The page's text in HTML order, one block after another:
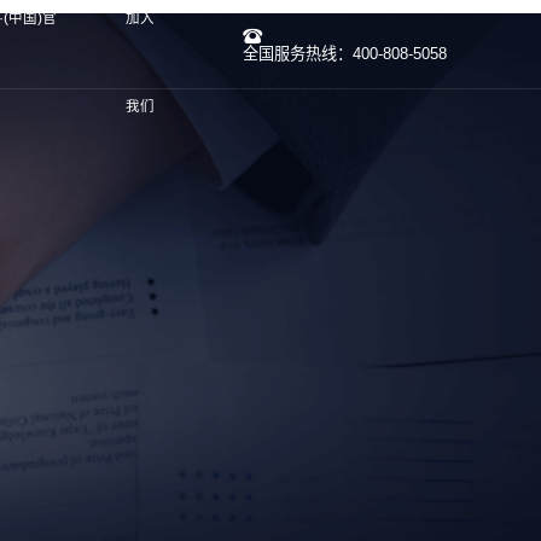
中国)官 加入
我们
全国服务热线：400-808-5058